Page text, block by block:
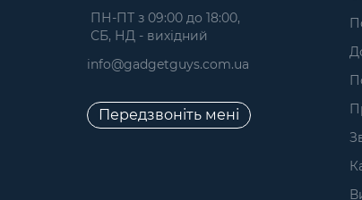
ПН-ПТ з 09:00 до 18:00,
СБ, НД - вихідний
info@gadgetguys.com.ua
Передзвоніть мені